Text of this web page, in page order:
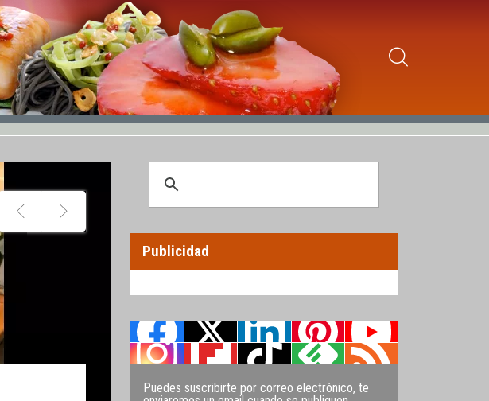
Publicidad
Puedes suscribirte por correo electrónico, te